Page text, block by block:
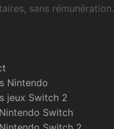
sans rémunération.
Nintendo
jeux Switch 2
Switch